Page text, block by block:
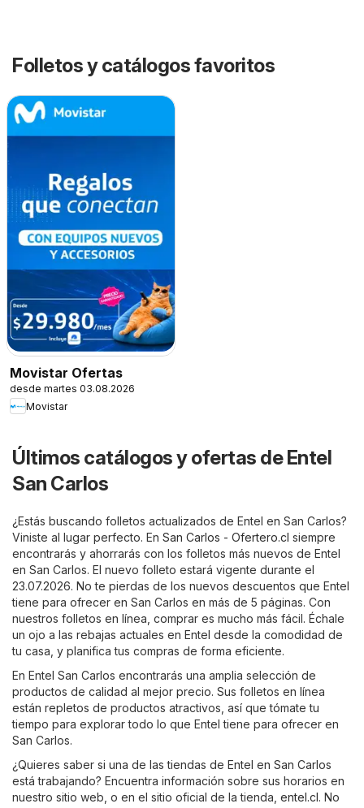
Folletos y catálogos favoritos
Movistar Ofertas
desde martes 03.08.2026
Movistar
Últimos catálogos y ofertas de Entel
San Carlos
¿Estás buscando folletos actualizados de Entel en San Carlos?
Viniste al lugar perfecto. En San Carlos - Ofertero.cl siempre
encontrarás y ahorrarás con los folletos más nuevos de Entel
en San Carlos. El nuevo folleto estará vigente durante el
23.07.2026. No te pierdas de los nuevos descuentos que Entel
tiene para ofrecer en San Carlos en más de 5 páginas. Con
nuestros folletos en línea, comprar es mucho más fácil. Échale
un ojo a las rebajas actuales en Entel desde la comodidad de
tu casa, y planifica tus compras de forma eficiente.
En Entel San Carlos encontrarás una amplia selección de
productos de calidad al mejor precio. Sus folletos en línea
están repletos de productos atractivos, así que tómate tu
tiempo para explorar todo lo que Entel tiene para ofrecer en
San Carlos.
¿Quieres saber si una de las tiendas de Entel en San Carlos
está trabajando? Encuentra información sobre sus horarios en
nuestro sitio web, o en el sitio oficial de la tienda, entel.cl. No